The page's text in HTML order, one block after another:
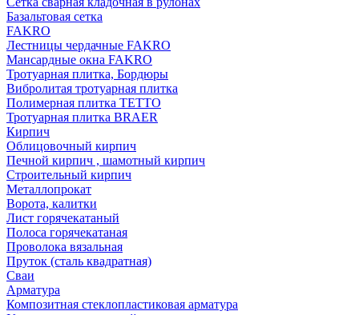
Базальтовая сетка
FAKRO
Лестницы чердачные FAKRO
Мансардные окна FAKRO
Тротуарная плитка, Бордюры
Вибролитая тротуарная плитка
Полимерная плитка TETTO
Тротуарная плитка BRAER
Кирпич
Облицовочный кирпич
Печной кирпич , шамотный кирпич
Строительный кирпич
Металлопрокат
Ворота, калитки
Лист горячекатаный
Полоса горячекатаная
Проволока вязальная
Пруток (сталь квадратная)
Сваи
Арматура
Композитная стеклопластиковая арматура